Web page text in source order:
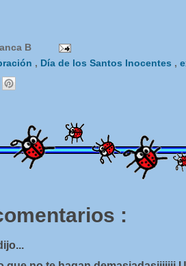
B
, Día de los Santos Inocentes ,
: